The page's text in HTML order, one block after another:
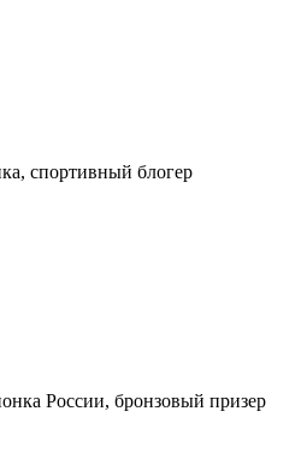
спортивный блогер
России, бронзовый призер